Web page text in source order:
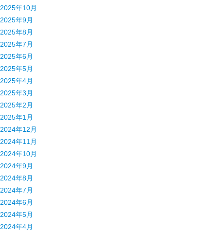
2025年10月
2025年9月
2025年8月
2025年7月
2025年6月
2025年5月
2025年4月
2025年3月
2025年2月
2025年1月
2024年12月
2024年11月
2024年10月
2024年9月
2024年8月
2024年7月
2024年6月
2024年5月
2024年4月